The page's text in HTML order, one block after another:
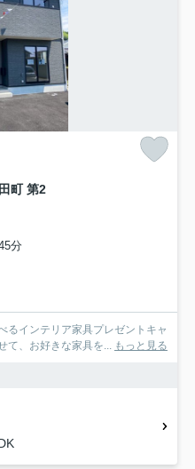
町 第2
分
るインテリア家具プレゼントキャ
て、お好きな家具を... もっと見る